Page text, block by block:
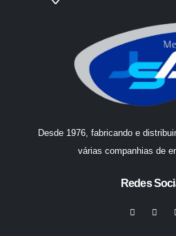
Desde 1976, fabricando e
várias companhias de
Redes